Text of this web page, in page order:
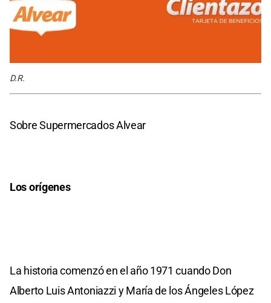
D.R.
Sobre Supermercados Alvear
Los orígenes
La historia comenzó en el año 1971 cuando Don
Alberto Luis Antoniazzi y María de los Ángeles López